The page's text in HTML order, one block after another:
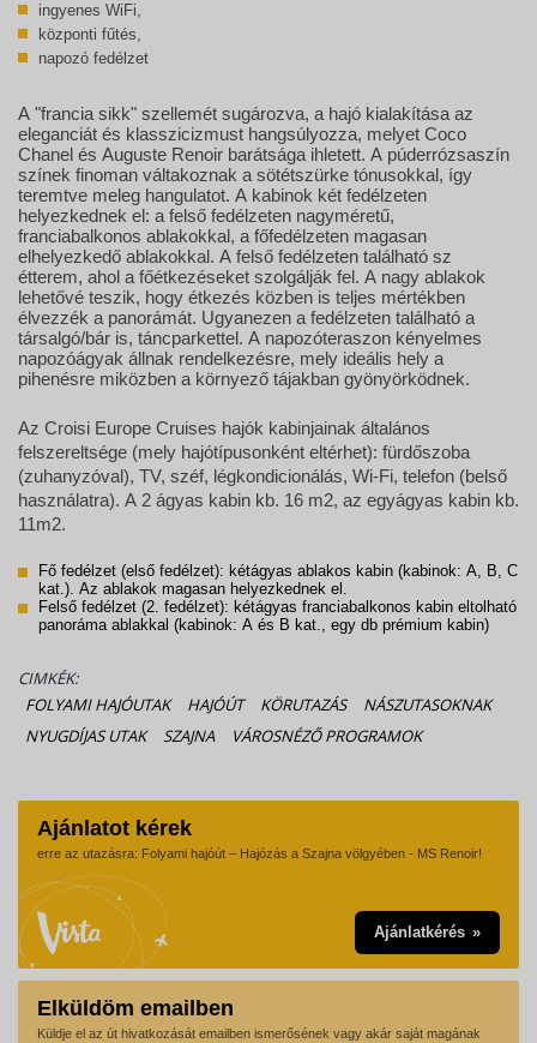
ingyenes WiFi,
központi fűtés,
napozó fedélzet
A "francia sikk" szellemét sugározva, a hajó kialakítása az
eleganciát és klasszicizmust hangsúlyozza, melyet Coco
Chanel és Auguste Renoir barátsága ihletett. A púderrózsaszín
színek finoman váltakoznak a sötétszürke tónusokkal, így
teremtve meleg hangulatot. A kabinok két fedélzeten
helyezkednek el: a felső fedélzeten nagyméretű,
franciabalkonos ablakokkal, a főfedélzeten magasan
elhelyezkedő ablakokkal. A felső fedélzeten található sz
étterem, ahol a főétkezéseket szolgálják fel. A nagy ablakok
lehetővé teszik, hogy étkezés közben is teljes mértékben
élvezzék a panorámát. Ugyanezen a fedélzeten található a
társalgó/bár is, táncparkettel. A napozóteraszon kényelmes
napozóágyak állnak rendelkezésre, mely ideális hely a
pihenésre miközben a környező tájakban gyönyörködnek.
Az Croisi Europe Cruises hajók kabinjainak általános
felszereltsége (mely hajótípusonként eltérhet): fürdőszoba
(zuhanyzóval), TV, széf, légkondicionálás, Wi-Fi, telefon (belső
használatra). A 2 ágyas kabin kb. 16 m2, az egyágyas kabin kb.
11m2.
Fő fedélzet (első fedélzet): kétágyas ablakos kabin (kabinok: A, B, C
kat.). Az ablakok magasan helyezkednek el.
Felső fedélzet (2. fedélzet): kétágyas franciabalkonos kabin eltolható
panoráma ablakkal (kabinok: A és B kat., egy db prémium kabin)
CIMKÉK:
FOLYAMI HAJÓUTAK
HAJÓÚT KÖRUTAZÁS
NÁSZUTASOKNAK
NYUGDÍJAS UTAK
SZAJNA VÁROSNÉZŐ PROGRAMOK
Ajánlatot kérek
erre az utazásra: Folyami hajóút – Hajózás a Szajna völgyében - MS Renoir!
Ajánlatkérés
Elküldöm emailben
Küldje el az út hivatkozását emailben ismerősének vagy akár saját magának